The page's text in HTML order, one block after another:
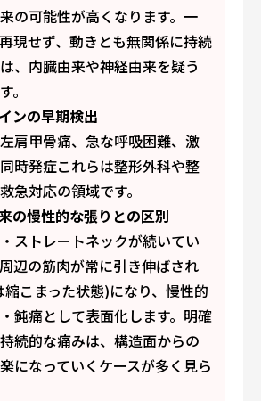
の可能性が高くなります。一
現せず、動きとも無関係に持続
、内臓由来や神経由来を疑う
。
ンの早期検出
肩甲骨痛、急な呼吸困難、激
時発症――これらは整形外科や整
急対応の領域です。
の慢性的な張りとの区別
ストレートネックが続いてい
辺の筋肉が常に引き伸ばされ
こまった状態)になり、慢性的
鈍痛として表面化します。明確
続的な痛みは、構造面からの
になっていくケースが多く見ら